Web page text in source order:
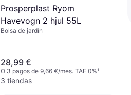
Prosperplast Ryom
Havevogn 2 hjul 55L
Bolsa de jardín
28,99 €
O 3 pagos de 9,66 €/mes. TAE 0%¹
3 tiendas